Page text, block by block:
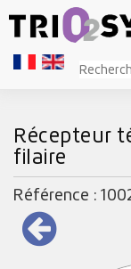
Récepteur
filaire
Référence :